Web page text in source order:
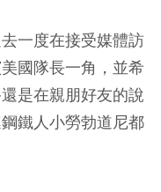
一度在接受媒體訪
國隊長一角，並希
是在親朋好友的說
鐵人小勞勃道尼都